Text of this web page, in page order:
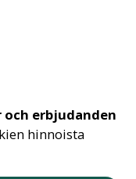
och erbjudanden
hinnoista